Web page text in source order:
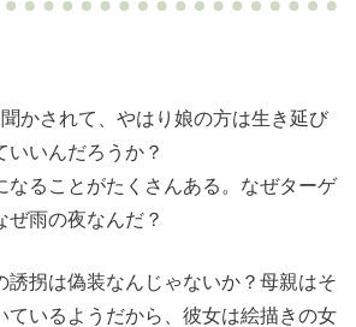
かされて、やはり娘の方は生き延び
いいんだろうか？
なることがたくさんある。なぜターゲ
ぜ雨の夜なんだ？
誘拐は偽装なんじゃないか？母親はそ
ているようだから、彼女は絵描きの女